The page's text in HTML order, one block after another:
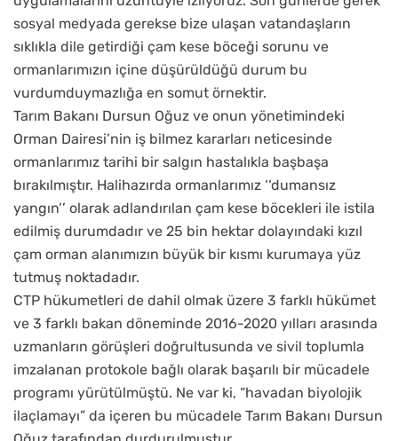
sosyal medyada gerekse bize ulaşan vatandaşların
sıklıkla dile getirdiği çam kese böceği sorunu ve
ormanlarımızın içine düşürüldüğü durum bu
vurdumduymazlığa en somut örnektir.
Tarım Bakanı Dursun Oğuz ve onun yönetimindeki
Orman Dairesi’nin iş bilmez kararları neticesinde
ormanlarımız tarihi bir salgın hastalıkla başbaşa
bırakılmıştır. Halihazırda ormanlarımız ‘‘dumansız
yangın’’ olarak adlandırılan çam kese böcekleri ile istila
edilmiş durumdadır ve 25 bin hektar dolayındaki kızıl
çam orman alanımızın büyük bir kısmı kurumaya yüz
tutmuş noktadadır.
CTP hükumetleri de dahil olmak üzere 3 farklı hükümet
ve 3 farklı bakan döneminde 2016-2020 yılları arasında
uzmanların görüşleri doğrultusunda ve sivil toplumla
imzalanan protokole bağlı olarak başarılı bir mücadele
programı yürütülmüştü. Ne var ki, “havadan biyolojik
ilaçlamayı” da içeren bu mücadele Tarım Bakanı Dursun